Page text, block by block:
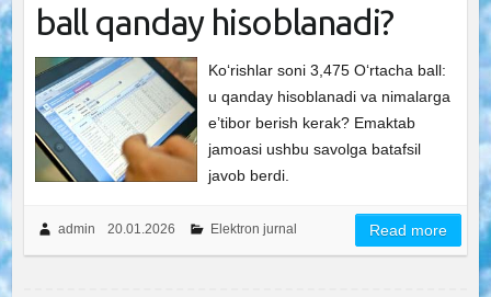
ball qanday hisoblanadi?
Ko‘rishlar soni 3,475 O‘rtacha ball:
u qanday hisoblanadi va nimalarga
e’tibor berish kerak? Emaktab
jamoasi ushbu savolga batafsil
javob berdi.
admin 20.01.2026 Elektron jurnal Read more